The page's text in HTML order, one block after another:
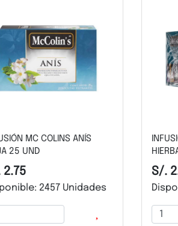
INFUSIÓN MC COLINS
HIERBALUISA CAJA 25 UND
S/. 2.75
Disponible: 672 Unidades